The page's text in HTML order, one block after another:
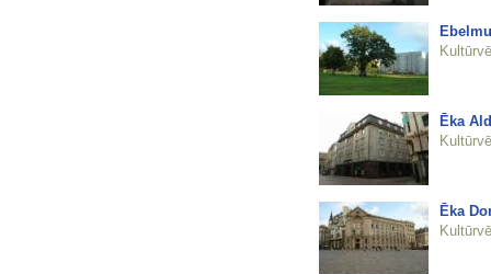
Ēka
Ēka